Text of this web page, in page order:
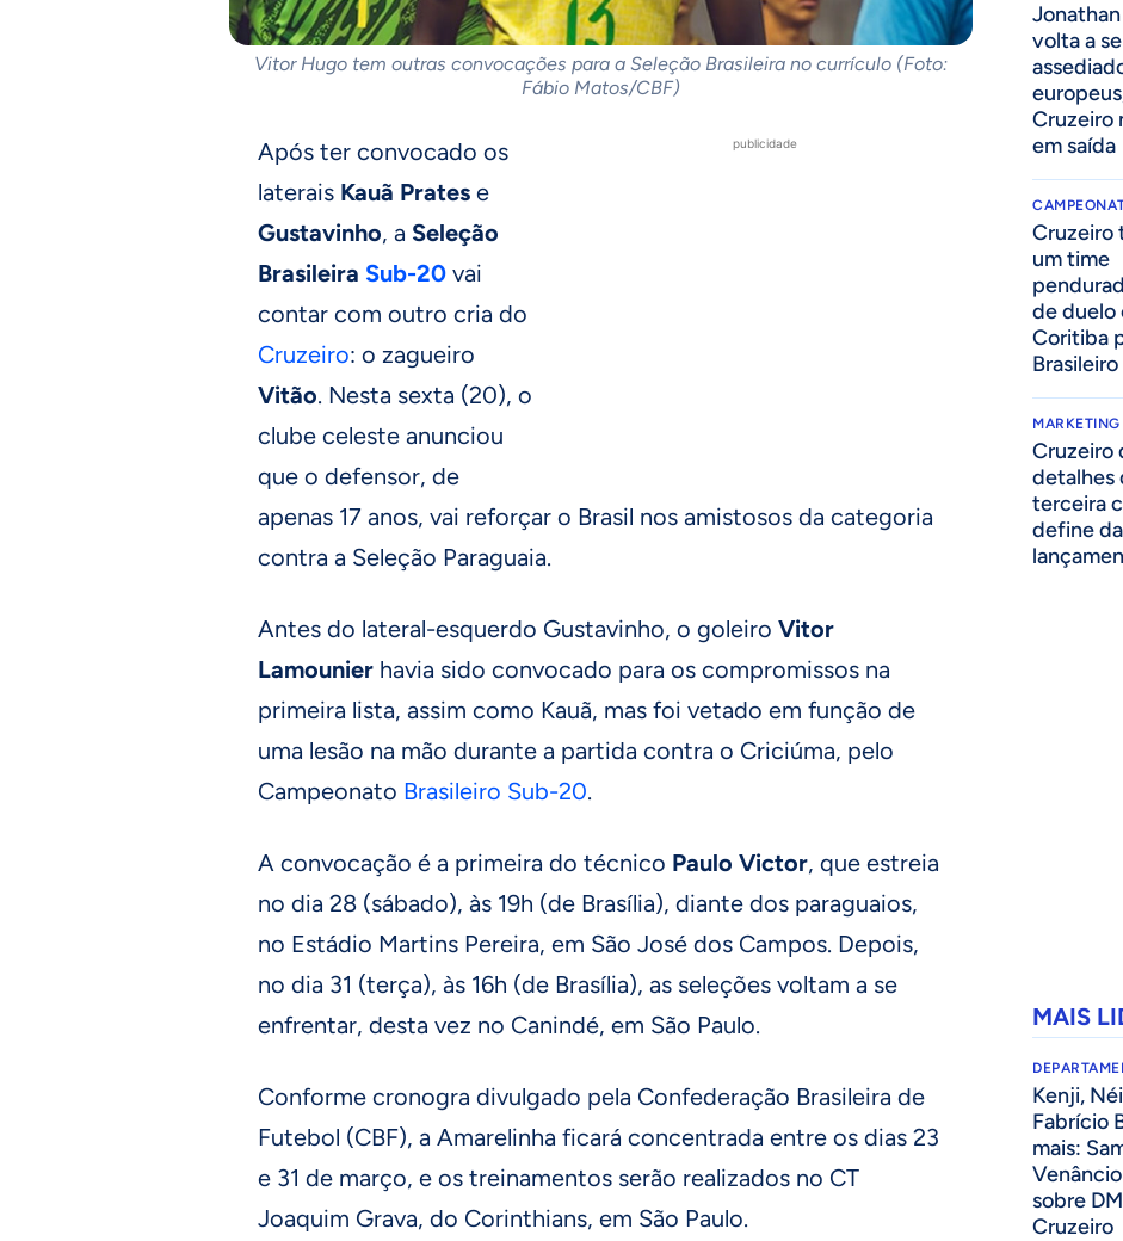
Vitor Hugo tem outras convocações para a Seleção Brasileira no currículo (Foto:
Fábio Matos/CBF)
publicidade
Após ter convocado os
laterais Kauã Prates e
Gustavinho, a Seleção
Brasileira Sub-20 vai
contar com outro cria do
Cruzeiro: o zagueiro
Vitão. Nesta sexta (20), o
clube celeste anunciou
que o defensor, de
apenas 17 anos, vai reforçar o Brasil nos amistosos da categoria
contra a Seleção Paraguaia.
Antes do lateral-esquerdo Gustavinho, o goleiro Vitor
Lamounier havia sido convocado para os compromissos na
primeira lista, assim como Kauã, mas foi vetado em função de
uma lesão na mão durante a partida contra o Criciúma, pelo
Campeonato Brasileiro Sub-20.
A convocação é a primeira do técnico Paulo Victor, que estreia
no dia 28 (sábado), às 19h (de Brasília), diante dos paraguaios,
no Estádio Martins Pereira, em São José dos Campos. Depois,
no dia 31 (terça), às 16h (de Brasília), as seleções voltam a se
enfrentar, desta vez no Canindé, em São Paulo.
Conforme cronogra divulgado pela Confederação Brasileira de
Futebol (CBF), a Amarelinha ficará concentrada entre os dias 23
e 31 de março, e os treinamentos serão realizados no CT
Joaquim Grava, do Corinthians, em São Paulo.
volta a
Cruzeiro
em saída
Cruzeiro
um time
de duelo
Coritiba
Brasileiro
MARKETING
Cruzeiro
detalhes
terceira
define
MAIS
Kenji,
Fabrício
mais:
sobre
Cruzeiro